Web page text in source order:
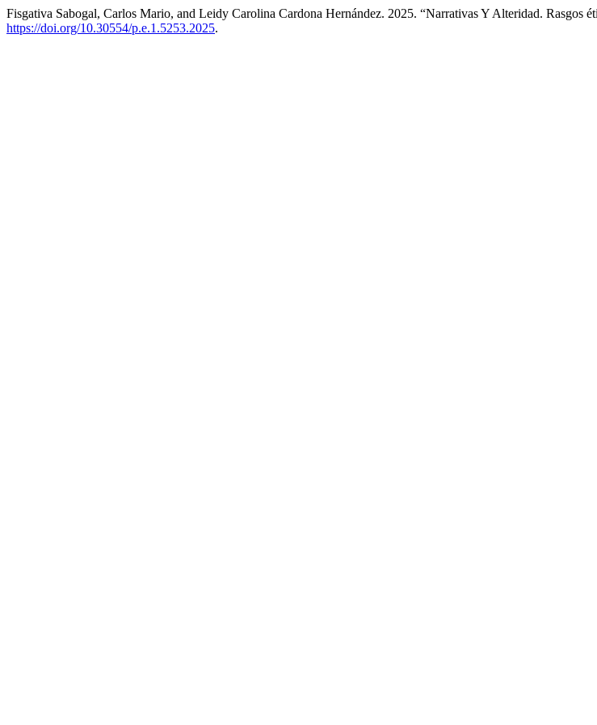
Fisgativa Sabogal, Carlos Mario, and Leidy Carolina Cardona Hernández. 2025. “Narrativas Y Alteridad. Rasgos
https://doi.org/10.30554/p.e.1.5253.2025.